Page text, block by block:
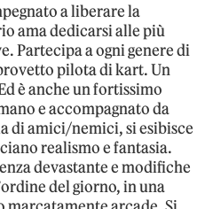
a liberare la
ama dedicarsi alle più
Partecipa a ogni genere di
pilota di kart. Un
è anche un fortissimo
e accompagnato da
di amici/nemici, si esibisce
realismo e fantasia.
devastante e modifiche
del giorno, in una